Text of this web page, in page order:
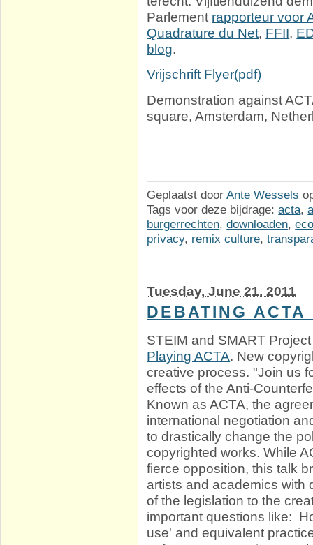
Parlement rapporteur voor
Quadrature du Net, FFII,
blog.
Vrijschrift Flyer(pdf)
Demonstration against
square, Amsterdam,
Geplaatst doorAnte Wessels
Tags voor deze bijdrage:acta,
burgerrechten,downloaden,
privacy, remix culture,
Tuesday, June 21. 2011
DEBATING
STEIM and SMART
Playing ACTA. New
creative process. "Join us
effects of the Anti-
Known as ACTA, the
international negotiation
to drastically change the
copyrighted works. While
fierce opposition, this talk
artists and academics with
of the legislation to the
important questions like:
use' and equivalent